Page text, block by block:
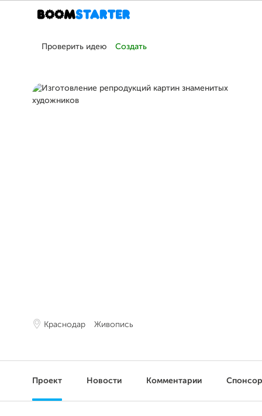
Проверить идею Создать
Краснодар Живопись
Проект Новости Комментарии